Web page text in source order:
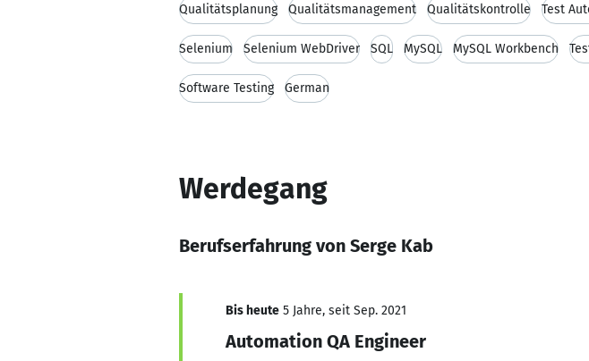
Qualitätsplanung Qualitätsmanagement Qualitätskontrolle Test
Selenium Selenium WebDriver SQL MySQL MySQL Workbench
Software Testing German
Werdegang
Berufserfahrung von Serge Kab
Bis heute 5 Jahre, seit Sep. 2021
Automation QA Engineer